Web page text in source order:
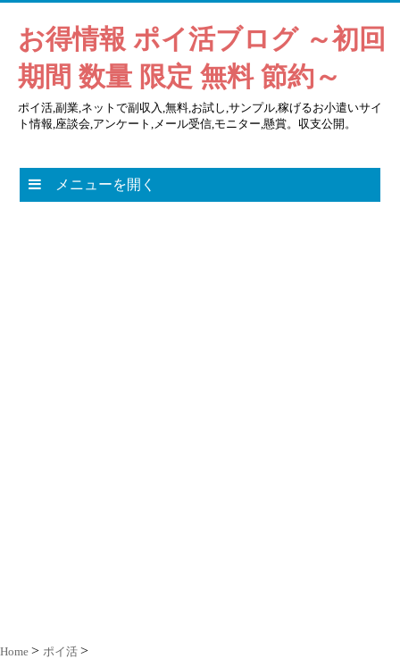
お得情報 ポイ活ブログ ～初回
期間 数量 限定 無料 節約～
ポイ活,副業,ネットで副収入,無料,お試し,サンプル,稼げるお小遣いサイ
ト情報,座談会,アンケート,メール受信,モニター,懸賞。収支公開。
メニューを開く
Home ポイ活